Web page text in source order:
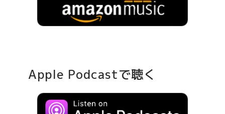
Apple Podcastで聴く